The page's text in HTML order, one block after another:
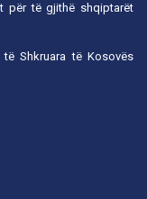
për të gjithë shqiptarët
Shkruara të Kosovës